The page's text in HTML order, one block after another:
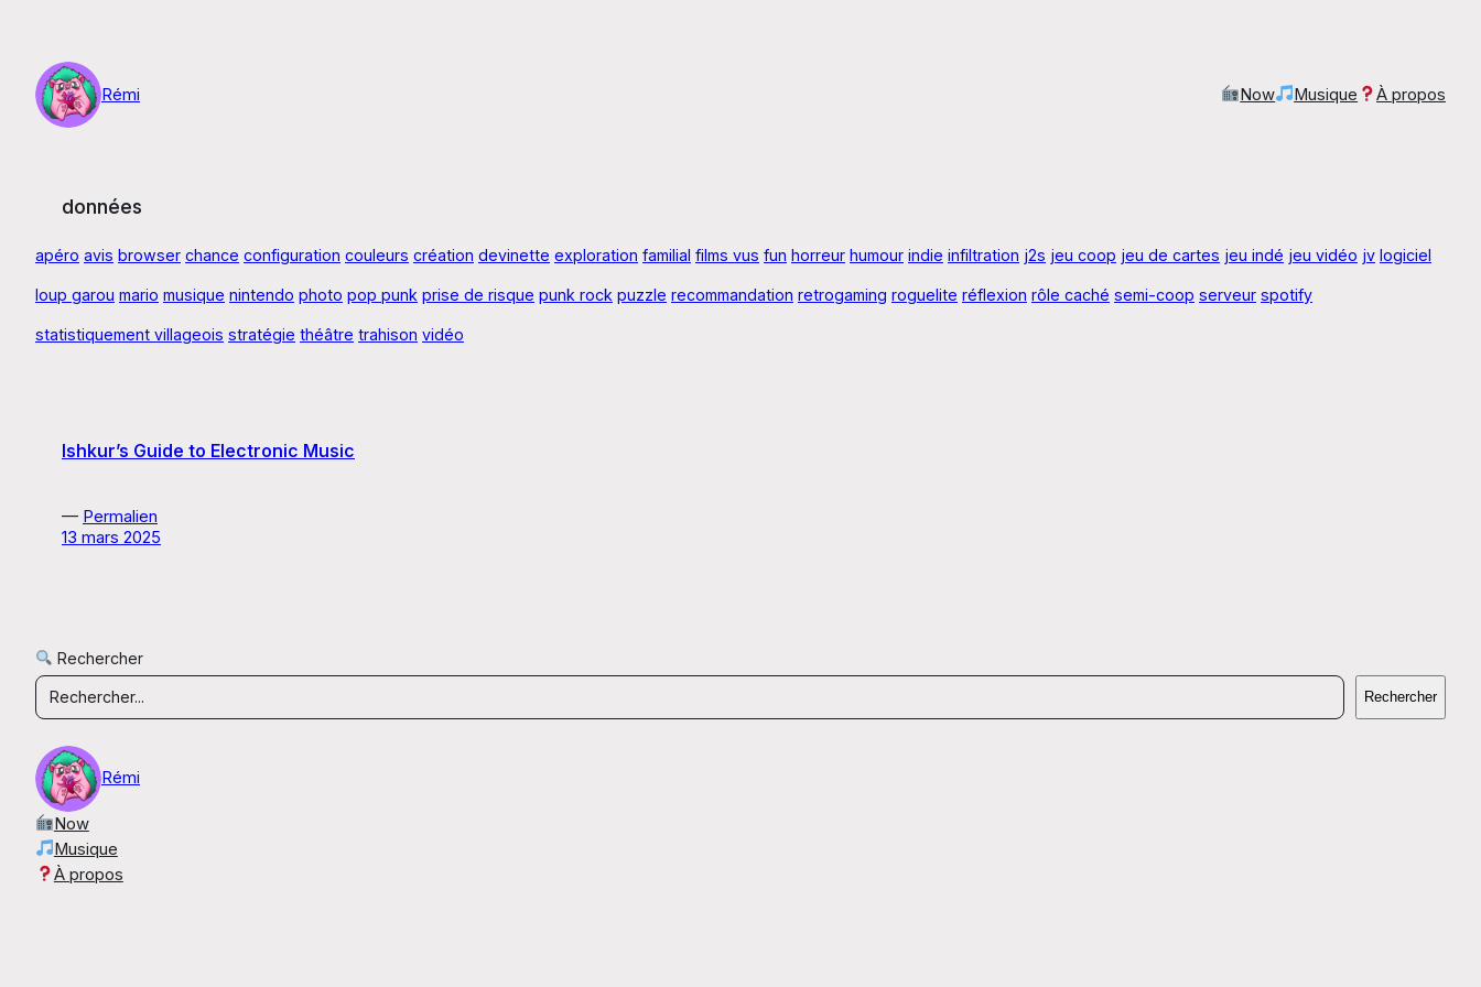
contenu
Rémi
Now Musique À propos
données
apéro avis browser chance configuration couleurs création devinette exploration familial films vus fun horreur humour indie infiltration j2s jeu coop jeu de cartes jeu indé jeu vidéo jv logiciel
loup garou mario musique nintendo photo pop punk prise de risque punk rock puzzle recommandation retrogaming roguelite réflexion rôle caché semi-coop serveur spotify
statistiquement villageois stratégie théâtre trahison vidéo
Ishkur’s Guide to Electronic Music
— Permalien
13 mars 2025
Rechercher
Rechercher
Rémi
Now
Musique
À propos